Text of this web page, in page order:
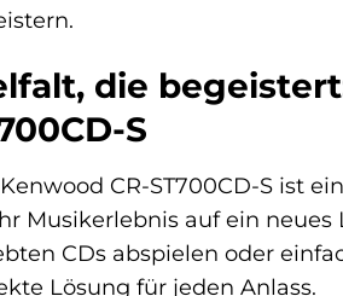
die
S
CR-ST700CD-S ist
Musikerlebnis auf ein neues
CDs abspielen oder
Lösung für jeden Anlass.